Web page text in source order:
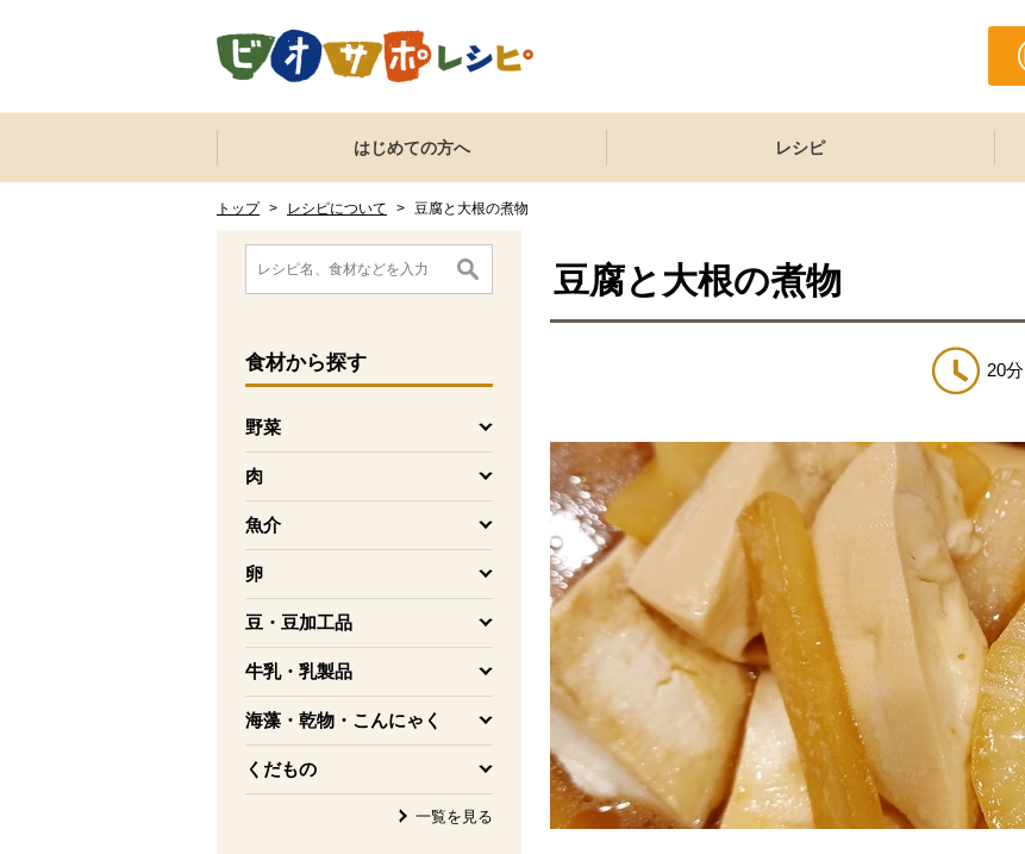
ここからサイト内共通メニューです。
サイト内共通メニューをスキップする
はじめての方へ レシピ
トップ > レシピについて > 豆腐と大根の煮物
ここから消費材検索メニューです。
食材から探す
野菜
を開く
肉
を開く
魚介
を開く
卵
を開く
豆・豆加工品
を開く
牛乳・乳製品
を開く
海藻・乾物・こんにゃく
を開く
くだもの
を開く
一覧を見る
消費材検索メニューここまで。
ここから本文です。
豆腐と大根の煮物
20分